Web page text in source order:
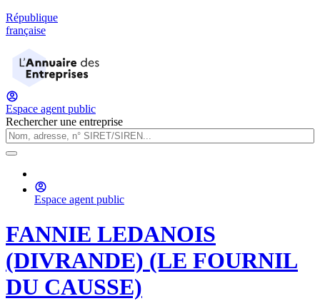
République
française
Espace agent public
Rechercher une entreprise
Espace agent public
FANNIE LEDANOIS
(DIVRANDE) (LE FOURNIL
DU CAUSSE)